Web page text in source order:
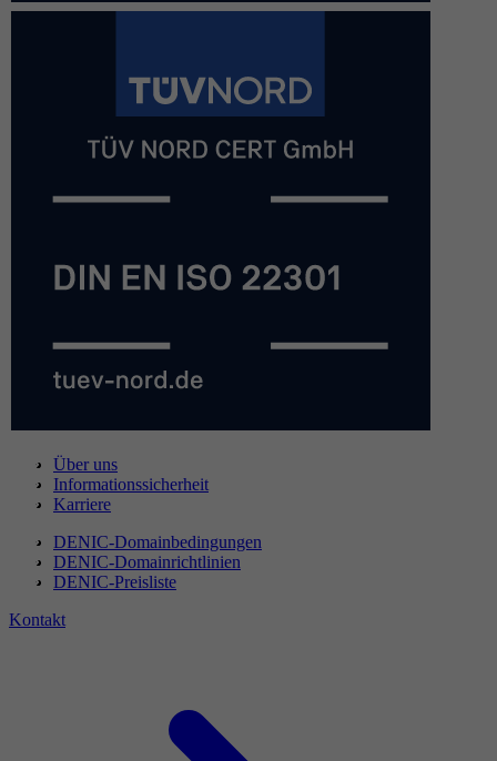
Über uns
Informationssicherheit
Karriere
DENIC-Domainbedingungen
DENIC-Domainrichtlinien
DENIC-Preisliste
Kontakt